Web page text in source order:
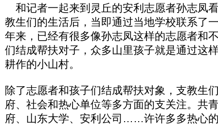
和记者一起来到灵丘的安利志愿者孙志凤
教生们的生活后，当即通过当地学校联系了
年来，已经有很多像孙志凤这样的志愿者和
们结成帮扶对子，众多山里孩子就是通过这
耕作的小山村。
除了志愿者和孩子们结成帮扶对象，支教生
府、社会和热心单位等多方面的支关注。共
府、山东大学、安利公司……许许多多热心